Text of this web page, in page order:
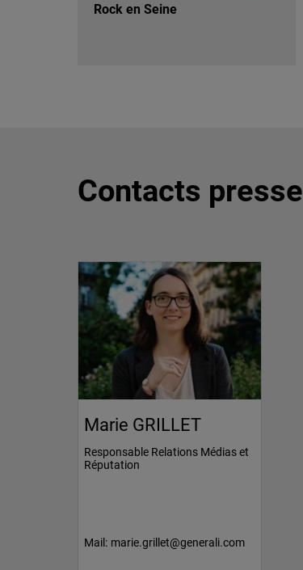
Rock en Seine
Contacts presse
Marie GRILLET
Responsable Relations Médias et
Réputation
Mail: marie.grillet@generali.com